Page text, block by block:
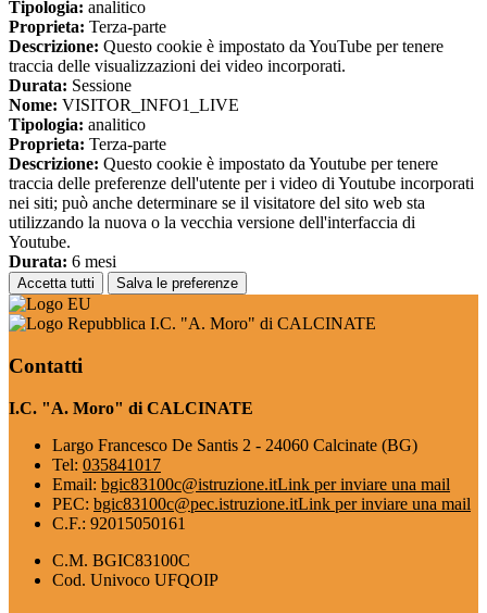
Tipologia: analitico
Proprieta: Terza-parte
Descrizione: Questo cookie è impostato da YouTube per tenere
traccia delle visualizzazioni dei video incorporati.
Durata: Sessione
Nome: VISITOR_INFO1_LIVE
Tipologia: analitico
Proprieta: Terza-parte
Descrizione: Questo cookie è impostato da Youtube per tenere
traccia delle preferenze dell'utente per i video di Youtube incorporati
nei siti; può anche determinare se il visitatore del sito web sta
utilizzando la nuova o la vecchia versione dell'interfaccia di
Youtube.
Durata: 6 mesi
Accetta tutti Salva le preferenze
I.C. "A. Moro" di CALCINATE
Contatti
I.C. "A. Moro" di CALCINATE
Largo Francesco De Santis 2 - 24060 Calcinate (BG)
Tel: 035841017
Email: bgic83100c@istruzione.itLink per inviare una mail
PEC: bgic83100c@pec.istruzione.itLink per inviare una mail
C.F.: 92015050161
C.M. BGIC83100C
Cod. Univoco UFQOIP